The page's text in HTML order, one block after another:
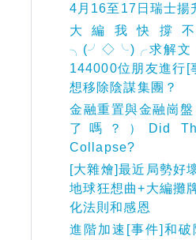
4月16至17日瑞士揚
大編我快撐
╮(╯◇╰)╭求解文
144000位朋友進行[
想移除陰謀集團？
金融重置與金融崗
了嗎？）Did
Collapse?
[大雜燴]最近局勢好
地球狂想曲+大編攤
化法則和感恩
進階加速[事件]和破